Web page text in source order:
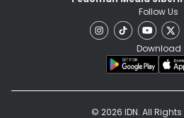
Follow Us
Download
© 2026 IDN. All Rights